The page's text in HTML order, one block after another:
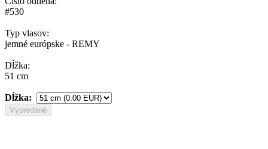
#530
Typ vlasov:
jemné európske - REMY
Dĺžka:
51 cm
Dĺžka:
Vypredané